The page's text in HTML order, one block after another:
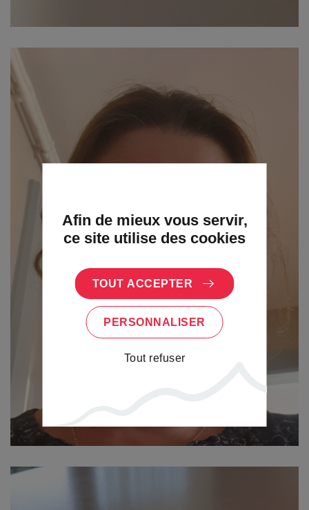
Afin de mieux vous servir,
ce site utilise des cookies
TOUT ACCEPTER
PERSONNALISER
Tout refuser